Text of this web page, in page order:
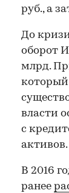
руб., а
До
оборот
млрд.
который
власти
с
активов.
В 2016
ранее